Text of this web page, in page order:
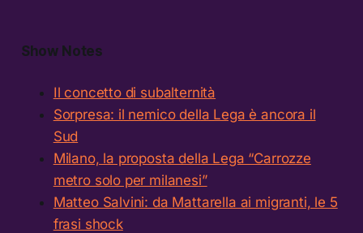
Show Notes
Il concetto di subalternità
Sorpresa: il nemico della Lega è ancora il
Sud
Milano, la proposta della Lega “Carrozze
metro solo per milanesi”
Matteo Salvini: da Mattarella ai migranti, le 5
frasi shock